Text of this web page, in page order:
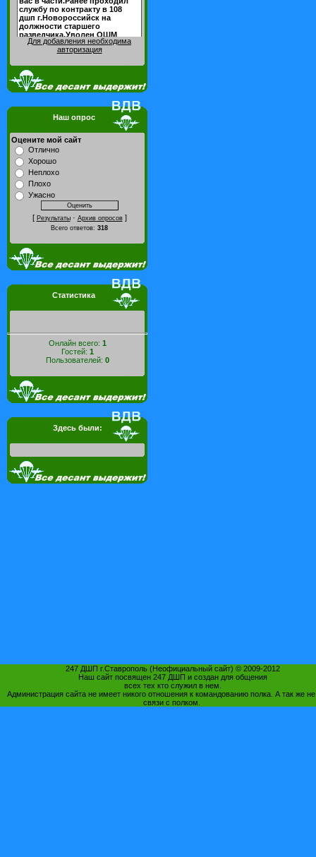
Для добавления необходима
авторизация
Наш опрос
Оцените мой сайт
Отлично
Хорошо
Неплохо
Плохо
Ужасно
[ Результаты· Архив опросов]
Всего ответов: 318
Статистика
Онлайн всего: 1
Гостей: 1
Пользователей: 0
Здесь были:
247 ДШП г.Ставрополь (Неофициальный сайт) © 2009-2012
Наш сайт посвящен 247 ДШП и создан для общения
всех тех кто служил в нем.
Администрация сайта не имеет никого отношения к командованию полка. А так же
связи с полком.